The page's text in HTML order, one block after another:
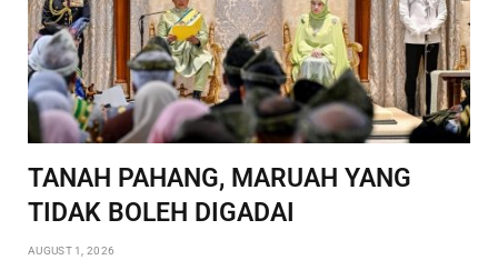
TANAH PAHANG, MARUAH YANG
TIDAK BOLEH DIGADAI
AUGUST 1, 2026